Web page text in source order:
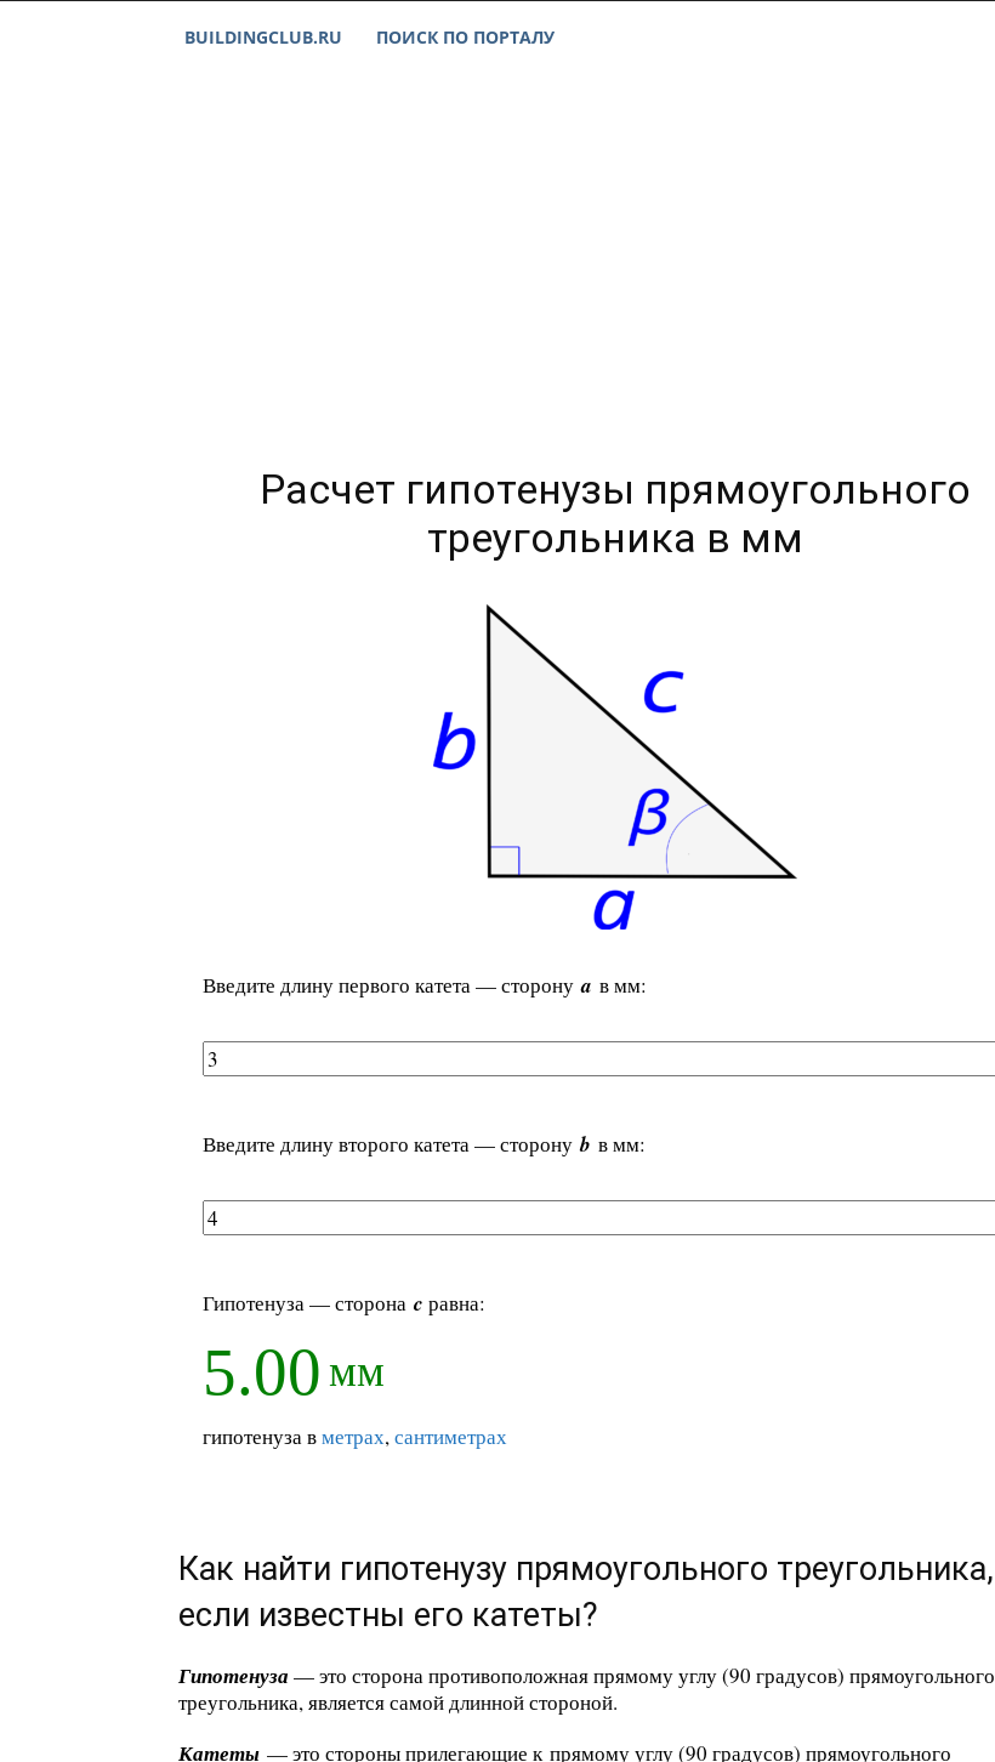
BUILDINGCLUB.RU ПОИСК ПО ПОРТАЛУ
Расчет гипотенузы прямоугольного
треугольника в мм
Введите длину первого катета — сторонуa в мм:
Введите длину второго катета — сторонуb в мм:
Гипотенуза — сторона c равна:
5.00 мм
гипотенуза вметрах,сантиметрах
Как найти гипотенузу прямоугольного треугольника,
если известны его катеты?
Гипотенуза — это сторона противоположная прямому углу (90 градусов) прямоугольного
треугольника, является самой длинной стороной.
Катеты — это стороны прилегающие к прямому углу (90 градусов) прямоугольного